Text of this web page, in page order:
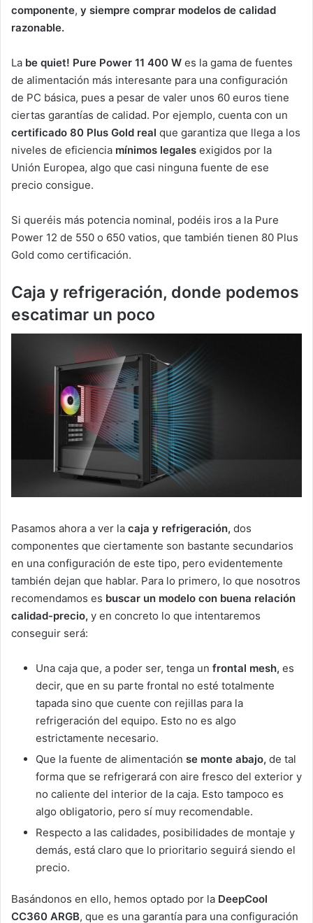
componente, y siempre comprar modelos de calidad
razonable.
La be quiet! Pure Power 11 400 W es la gama de fuentes
de alimentación más interesante para una configuración
de PC básica, pues a pesar de valer unos 60 euros tiene
ciertas garantías de calidad. Por ejemplo, cuenta con un
certificado 80 Plus Gold real que garantiza que llega a los
niveles de eficiencia mínimos legales exigidos por la
Unión Europea, algo que casi ninguna fuente de ese
precio consigue.
Si queréis más potencia nominal, podéis iros a la Pure
Power 12 de 550 o 650 vatios, que también tienen 80 Plus
Gold como certificación.
Caja y refrigeración, donde podemos
escatimar un poco
Pasamos ahora a ver la caja y refrigeración, dos
componentes que ciertamente son bastante secundarios
en una configuración de este tipo, pero evidentemente
también dejan que hablar. Para lo primero, lo que nosotros
recomendamos es buscar un modelo con buena relación
calidad-precio, y en concreto lo que intentaremos
conseguir será:
Una caja que, a poder ser, tenga un frontal mesh, es
decir, que en su parte frontal no esté totalmente
tapada sino que cuente con rejillas para la
refrigeración del equipo. Esto no es algo
estrictamente necesario.
Que la fuente de alimentación se monte abajo, de tal
forma que se refrigerará con aire fresco del exterior y
no caliente del interior de la caja. Esto tampoco es
algo obligatorio, pero sí muy recomendable.
Respecto a las calidades, posibilidades de montaje y
demás, está claro que lo prioritario seguirá siendo el
precio.
Basándonos en ello, hemos optado por la DeepCool
CC360 ARGB, que es una garantía para una configuración